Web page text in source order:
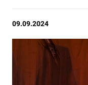
09.09.2024